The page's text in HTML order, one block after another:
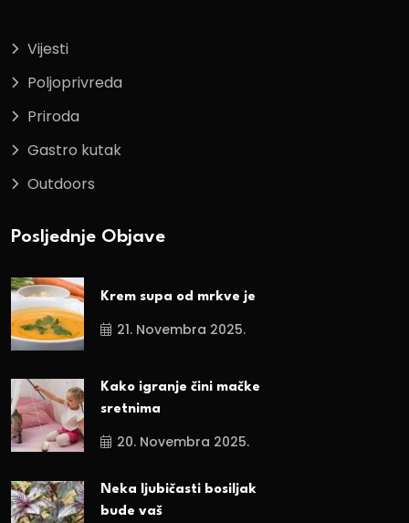
Vijesti
Poljoprivreda
Priroda
Gastro kutak
Outdoors
Posljednje Objave
Krem supa od mrkve je
21. Novembra 2025.
Kako igranje čini mačke
sretnima
20. Novembra 2025.
Neka ljubičasti bosiljak
bude vaš